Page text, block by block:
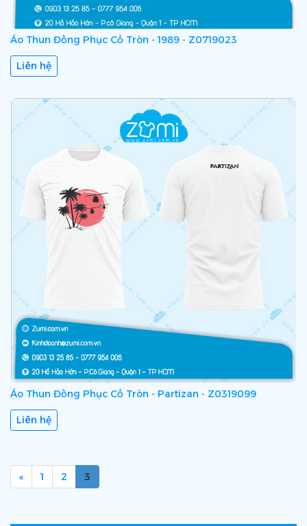
Áo Thun Đồng Phục Cổ Tròn - 1989 - Z0719023
Liên hệ
Áo Thun Đồng Phục Cổ Tròn - Partizan - Z0319099
Liên hệ
« 1 2 3